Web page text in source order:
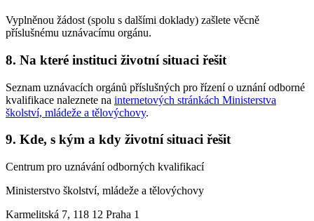
Vyplněnou žádost (spolu s dalšími doklady) zašlete věcně
příslušnému uznávacímu orgánu.
8. Na které instituci životní situaci řešit
Seznam uznávacích orgánů příslušných pro řízení o uznání odborné
kvalifikace naleznete na internetových stránkách Ministerstva
školství, mládeže a tělovýchovy.
9. Kde, s kým a kdy životní situaci řešit
Centrum pro uznávání odborných kvalifikací
Ministerstvo školství, mládeže a tělovýchovy
Karmelitská 7, 118 12 Praha 1